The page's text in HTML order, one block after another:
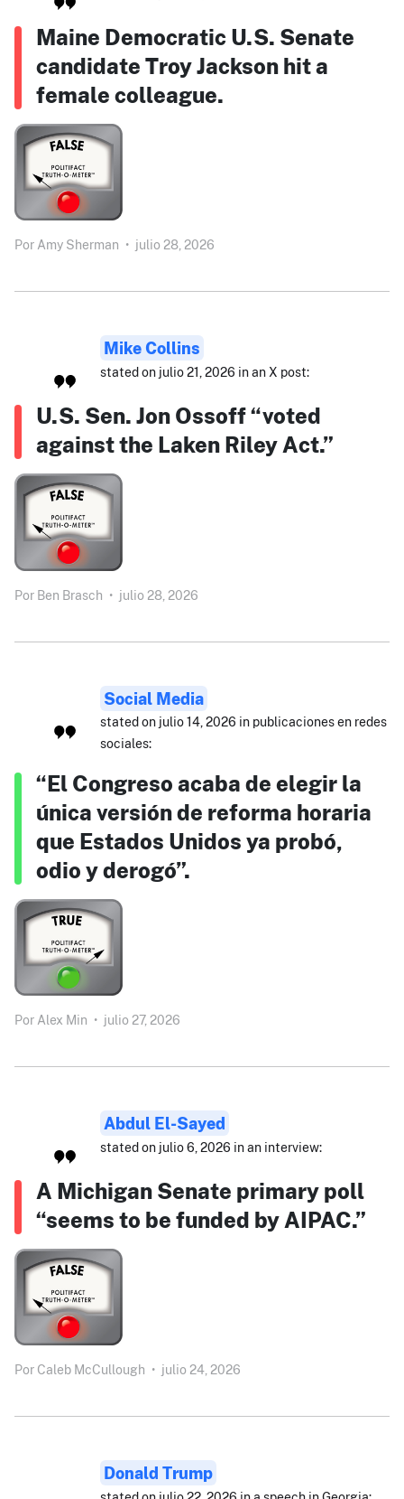
Maine Democratic U.S. Senate
candidate Troy Jackson hit a
female colleague.
Por Amy Sherman • julio 28, 2026
Mike Collins
stated on julio 21, 2026 in an X post:
U.S. Sen. Jon Ossoff “voted
against the Laken Riley Act.”
Por Ben Brasch • julio 28, 2026
Social Media
stated on julio 14, 2026 in publicaciones en redes
sociales:
“El Congreso acaba de elegir la
única versión de reforma horaria
que Estados Unidos ya probó,
odio y derogó”.
Por Alex Min • julio 27, 2026
Abdul El-Sayed
stated on julio 6, 2026 in an interview:
A Michigan Senate primary poll
“seems to be funded by AIPAC.”
Por Caleb McCullough • julio 24, 2026
Donald Trump